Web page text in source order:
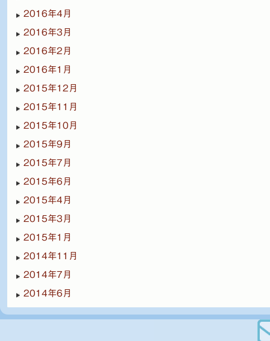
2016年4月
2016年3月
2016年2月
2016年1月
2015年12月
2015年11月
2015年10月
2015年9月
2015年7月
2015年6月
2015年4月
2015年3月
2015年1月
2014年11月
2014年7月
2014年6月